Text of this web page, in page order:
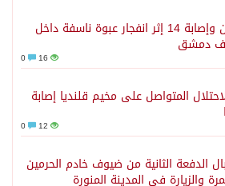
مقتل شخصين وإصابة 14 إثر انفجار عبوة ناسفة داخل
دمشق
16
المتواصل على مخيم قلنديا إصابة
12
الدفعة الثانية من ضيوف خادم الحرمين
والزيارة في المدينة المنورة